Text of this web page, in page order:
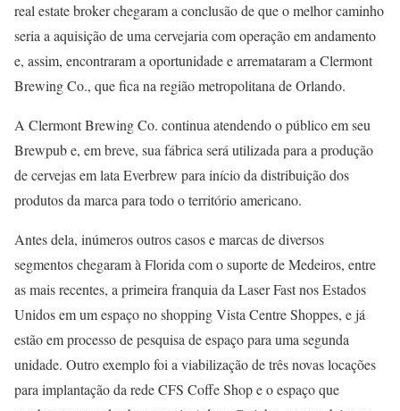
real estate broker chegaram a conclusão de que o melhor caminho
seria a aquisição de uma cervejaria com operação em andamento
e, assim, encontraram a oportunidade e arremataram a Clermont
Brewing Co., que fica na região metropolitana de Orlando.
A Clermont Brewing Co. continua atendendo o público em seu
Brewpub e, em breve, sua fábrica será utilizada para a produção
de cervejas em lata Everbrew para início da distribuição dos
produtos da marca para todo o território americano.
Antes dela, inúmeros outros casos e marcas de diversos
segmentos chegaram à Florida com o suporte de Medeiros, entre
as mais recentes, a primeira franquia da Laser Fast nos Estados
Unidos em um espaço no shopping Vista Centre Shoppes, e já
estão em processo de pesquisa de espaço para uma segunda
unidade. Outro exemplo foi a viabilização de três novas locações
para implantação da rede CFS Coffe Shop e o espaço que